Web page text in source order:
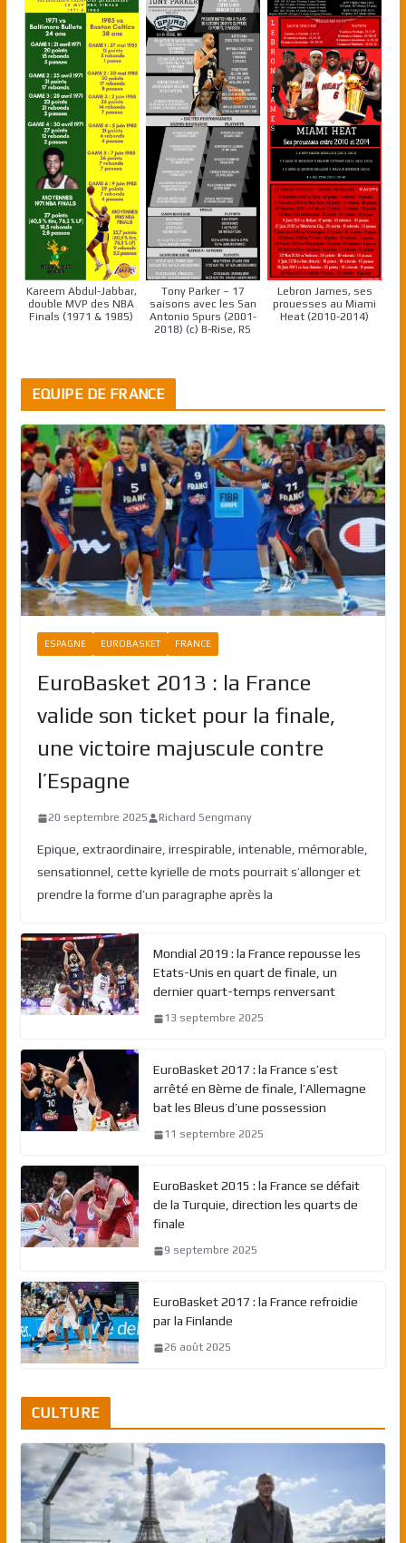
Kareem Abdul-Jabbar,
double MVP des NBA
Finals (1971 & 1985)
Tony Parker – 17
saisons avec les San
Antonio Spurs (2001-
2018) (c) B-Rise, RS
Lebron James, ses
prouesses au Miami
Heat (2010-2014)
EQUIPE DE FRANCE
ESPAGNE EUROBASKET FRANCE
EuroBasket 2013 : la France
valide son ticket pour la finale,
une victoire majuscule contre
l’Espagne
20 septembre 2025 Richard Sengmany
Epique, extraordinaire, irrespirable, intenable, mémorable,
sensationnel, cette kyrielle de mots pourrait s’allonger et
prendre la forme d’un paragraphe après la
Mondial 2019 : la France repousse les
Etats-Unis en quart de finale, un
dernier quart-temps renversant
13 septembre 2025
EuroBasket 2017 : la France s’est
arrêté en 8ème de finale, l’Allemagne
bat les Bleus d’une possession
11 septembre 2025
EuroBasket 2015 : la France se défait
de la Turquie, direction les quarts de
finale
9 septembre 2025
EuroBasket 2017 : la France refroidie
par la Finlande
26 août 2025
CULTURE